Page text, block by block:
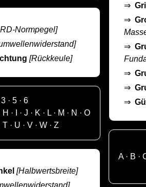
Normpegel]
[Rückkeule]
3· 5· 6
H · ·J · K · L · M · N ·O
T· U · V· W· Z
[Halbwertsbreite]
⇒
⇒
⇒
⇒
⇒
⇒
A· B ·